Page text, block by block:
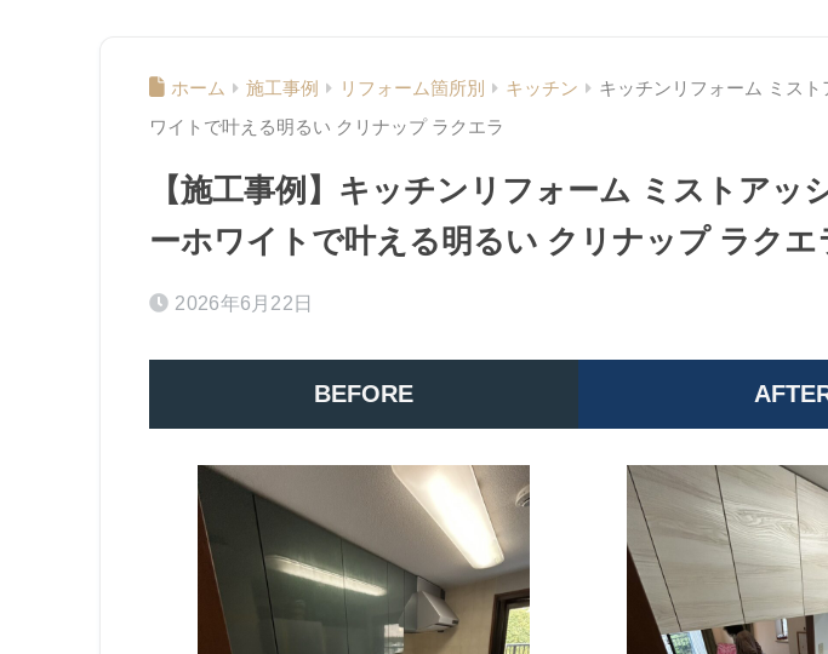
ホーム 施工事例 リフォーム箇所別 キッチン
キッチンリフォーム ミス
ワイトで叶える明るい クリナップ ラクエラ
【施工事例】キッチンリフォーム ミストアッ
ーホワイトで叶える明るい クリナップ ラクエ
2026年6月22日
BEFORE